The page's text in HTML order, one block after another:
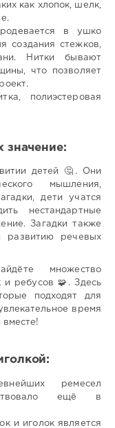
как хлопок, шелк,
в ушко
создания стежков,
Нитки бывают
что позволяет
полиэстеровая
значение:
детей 🤔. Они
мышления,
дети учатся
нестандартные
Загадки также
развитию речевых
множество
и ребусов 🧩. Здесь
подходят для
время
вместе!
ремесел
ещё в
и иголок является